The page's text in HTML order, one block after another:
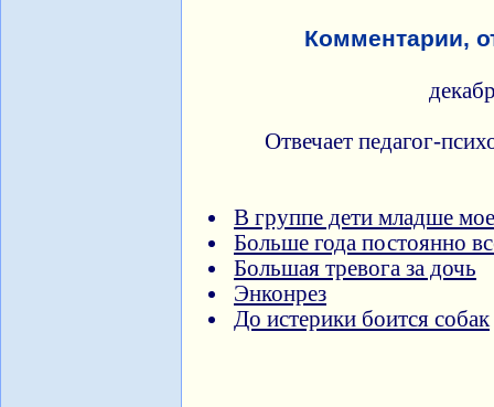
Комментарии,
Отвечает педагог-
В группе дети младше
Больше года постоянно
Большая тревога за дочь
Энконрез
До истерики боится собак